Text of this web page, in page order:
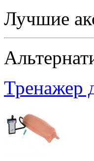
Лучшие
Тренажер